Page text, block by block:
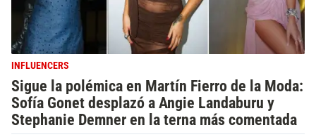
INFLUENCERS
Sigue la polémica en Martín Fierro de la Moda:
Sofía Gonet desplazó a Angie Landaburu y
Stephanie Demner en la terna más comentada